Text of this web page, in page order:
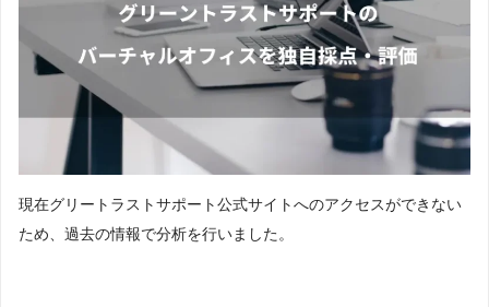
現在グリートラストサポート公式サイトへのアクセスができない
ため、過去の情報で分析を行いました。